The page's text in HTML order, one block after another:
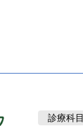
診療科目